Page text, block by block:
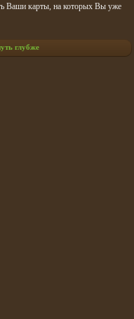
Ваши карты, на которых Вы уже
глубже